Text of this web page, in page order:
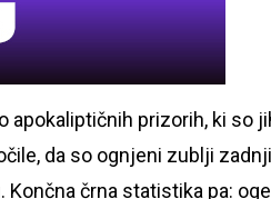
apokaliptičnih prizorih, ki so
da so ognjeni zublji
črna statistika pa: